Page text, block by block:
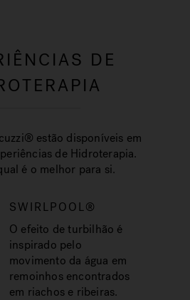
DE
estão disponíveis em
de Hidroterapia.
é o melhor para si.
SWIRLPOOL®
O efeito de turbilhão é
inspirado pelo
movimento da água em
remoinhos encontrados
em riachos e ribeiras.